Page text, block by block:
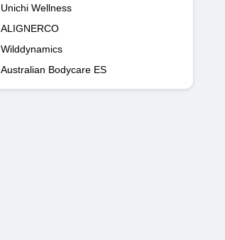
Unichi Wellness
ALIGNERCO
Wilddynamics
Australian Bodycare ES